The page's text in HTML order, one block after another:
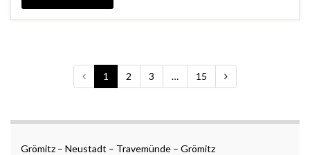
1 2 3 … 15
Grömitz – Neustadt – Travemünde – Grömitz